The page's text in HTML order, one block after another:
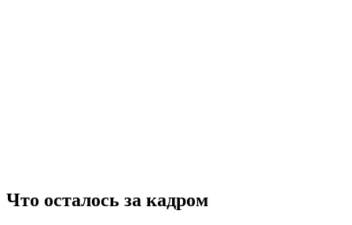
Что осталось за кадром